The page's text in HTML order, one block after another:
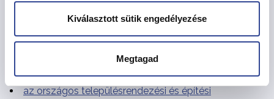
Kiválasztott sütik engedélyezése
Megtagad
Vonatkozó jogszabályok:
alapszabályzatáról szóló 280/2024. (IX.30.) Korm.
rendelet (TÉKA)
az országos településrendezési és építési